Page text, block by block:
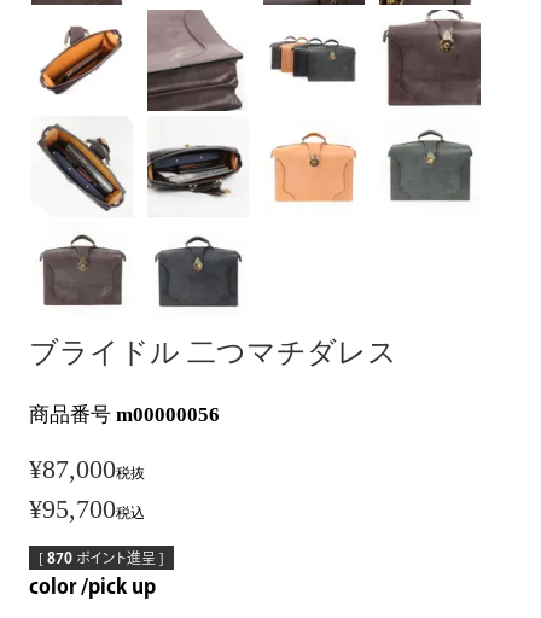
ブライドル 二つマチダレス
商品番号 m00000056
¥87,000税抜
¥95,700税込
[ 870 ポイント進呈 ]
color pick up